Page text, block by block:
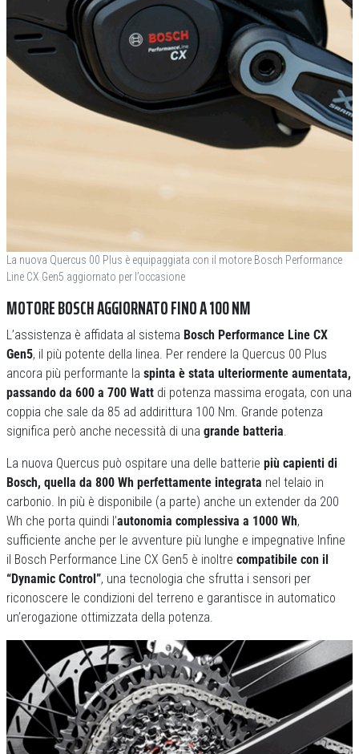
La nuova Quercus 00 Plus è equipaggiata con il motore Bosch Performance
Line CX Gen5 aggiornato per l’occasione
MOTORE BOSCH AGGIORNATO FINO A 100 NM
L’assistenza è affidata al sistema Bosch Performance Line CX
Gen5, il più potente della linea. Per rendere la Quercus 00 Plus
ancora più performante la spinta è stata ulteriormente aumentata,
passando da 600 a 700 Watt di potenza massima erogata, con una
coppia che sale da 85 ad addirittura 100 Nm. Grande potenza
significa però anche necessità di una grande batteria.
La nuova Quercus può ospitare una delle batterie più capienti di
Bosch, quella da 800 Wh perfettamente integrata nel telaio in
carbonio. In più è disponibile (a parte) anche un extender da 200
Wh che porta quindi l’autonomia complessiva a 1000 Wh,
sufficiente anche per le avventure più lunghe e impegnative Infine
il Bosch Performance Line CX Gen5 è inoltre compatibile con il
“Dynamic Control”, una tecnologia che sfrutta i sensori per
riconoscere le condizioni del terreno e garantisce in automatico
un’erogazione ottimizzata della potenza.